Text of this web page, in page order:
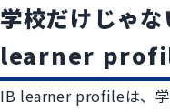
学校だけじゃ
learner
IB learner profileは、学